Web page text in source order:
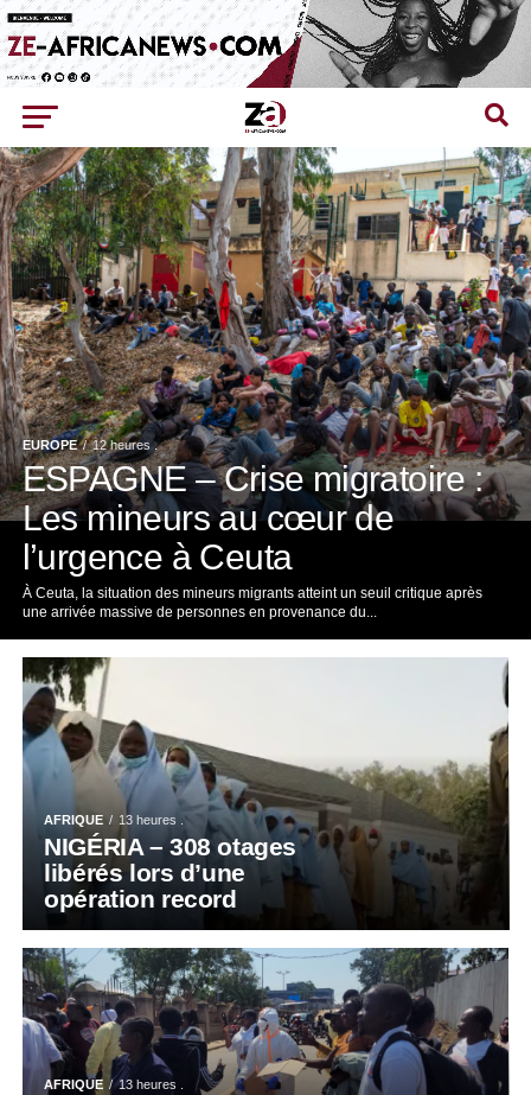
EUROPE 12 heures .
ESPAGNE – Crise migratoire :
Les mineurs au cœur de
l’urgence à Ceuta
À Ceuta, la situation des mineurs migrants atteint un seuil critique après
une arrivée massive de personnes en provenance du...
AFRIQUE 13 heures .
NIGÉRIA – 308 otages
libérés lors d’une
opération record
AFRIQUE 13 heures .